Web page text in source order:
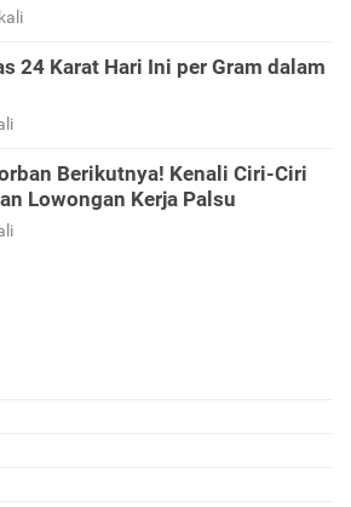
24 Karat Hari Ini per Gram dalam
Berikutnya! Kenali Ciri-Ciri
Lowongan Kerja Palsu